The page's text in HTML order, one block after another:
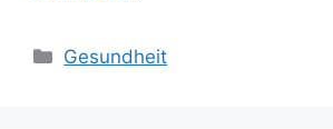
Kategorien
Gesundheit